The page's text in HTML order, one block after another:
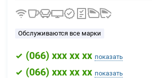
Обслуживаются все марки
(066) xxx xx xx показать
(066) xxx xx xx показать